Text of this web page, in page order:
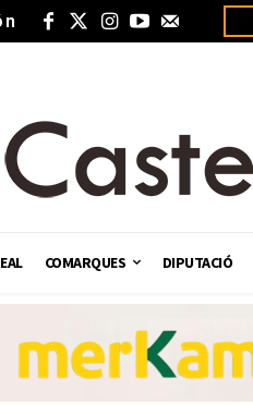
COMARQUES DIPUTACIÓ